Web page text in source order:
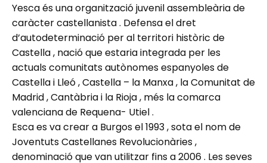
Yesca és una organització juvenil assembleària de
caràcter castellanista . Defensa el dret
d’autodeterminació per al territori històric de
Castella , nació que estaria integrada per les
actuals comunitats autònomes espanyoles de
Castella i Lleó , Castella – la Manxa , la Comunitat de
Madrid , Cantàbria i la Rioja , més la comarca
valenciana de Requena- Utiel .
Esca es va crear a Burgos el 1993 , sota el nom de
Joventuts Castellanes Revolucionàries ,
denominació que van utilitzar fins a 2006 . Les seves